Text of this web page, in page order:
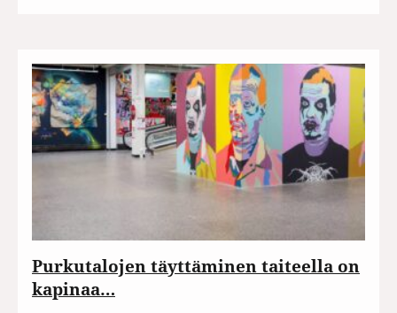
Purkutalojen täyttäminen taiteella on
kapinaa…